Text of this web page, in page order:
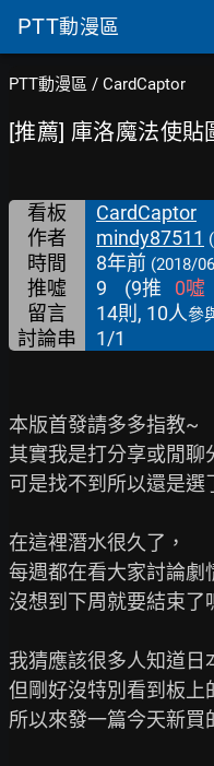
PTT動漫區
PTT動漫區 / CardCaptor
[推薦] 庫洛魔法使貼
看板
CardCaptor
作者
mindy87511
時間 8年前 (2018/
推噓 9 (9推 0噓
留言
14則, 10人參
討論串 1/1
本版首發請多多指教~
其實我是打分享或閒聊
可是找不到所以還是選
在這裡潛水很久了，
每週都在看大家討論劇
沒想到下周就要結束了
我猜應該很多人知道日
但剛好沒特別看到板上
所以來發一篇今天新買